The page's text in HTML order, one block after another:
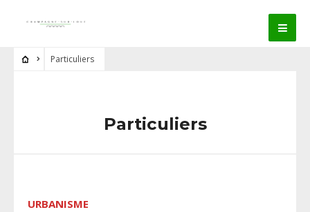
Particuliers
Particuliers
URBANISME